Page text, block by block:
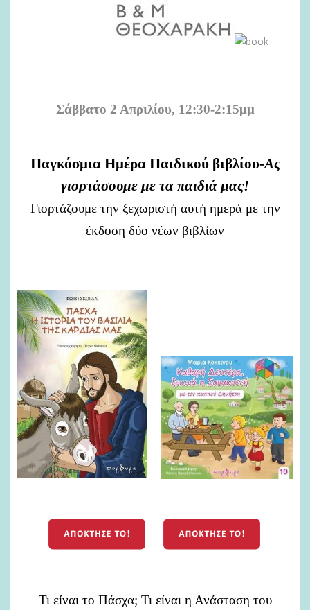
Σάββατο 2 Απριλίου, 12:30-2:15μμ
Παγκόσμια Ημέρα Παιδικού βιβλίου-Ας
γιορτάσουμε με τα παιδιά μας!
Γιορτάζουμε την ξεχωριστή αυτή ημερά με την
έκδοση δύο νέων βιβλίων
Τι είναι το Πάσχα; Τι είναι η Ανάσταση του